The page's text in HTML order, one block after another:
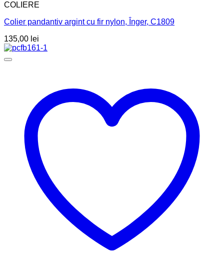
COLIERE
Colier pandantiv argint cu fir nylon, Înger, C1809
135,00 lei